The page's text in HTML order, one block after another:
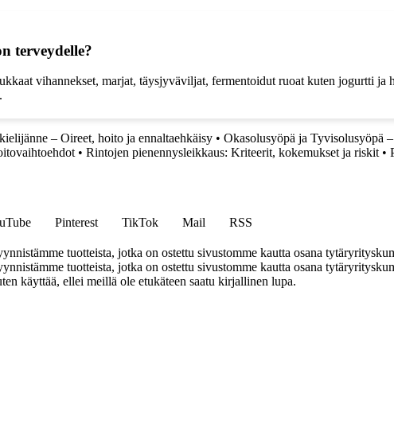
terveydelle?
vihannekset, marjat, täysjyväviljat, fermentoidut ruoat kuten jogurtti
– Oireet, hoito ja ennaltaehkäisy • Okasolusyöpä ja Tyvisolusyöpä
• Rintojen pienennysleikkaus: Kriteerit, kokemukset ja riskit •
Pinterest TikTok Mail
RSS
tuotteista, jotka on ostettu sivustomme kautta osana
tuotteista, jotka on ostettu sivustomme kautta osana
käyttää, ellei meillä ole etukäteen saatu kirjallinen lupa.